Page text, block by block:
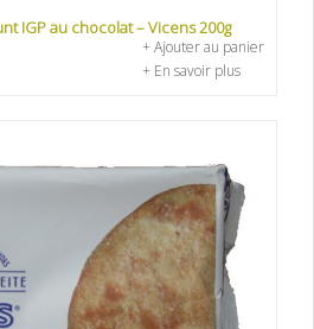
IGP au chocolat – Vicens 200g
+ Ajouter au panier
+ En savoir plus